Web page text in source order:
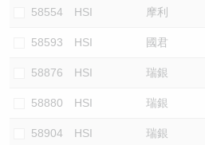
58554 HSI 摩利
58593 HSI 國君
58876 HSI 瑞銀
58880 HSI 瑞銀
58904 HSI 瑞銀